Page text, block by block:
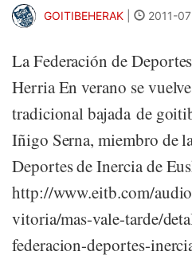
GOITIBEHERAK 2011-
La Federación de
Herria En verano se
tradicional bajada de
Iñigo Serna, miembro de
Deportes de Inercia de
http://www.eitb.com/
vitoria/mas-vale-tarde/
federacion-deportes-